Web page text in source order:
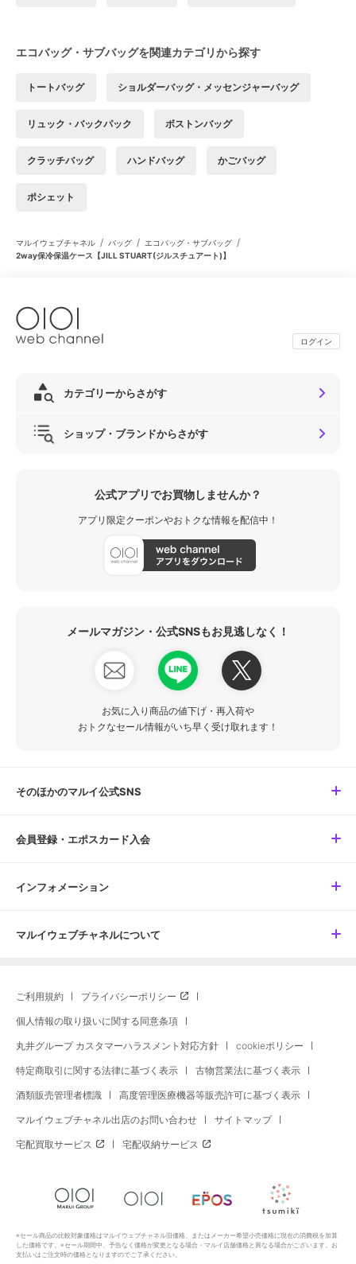
エコバッグ・サブバッグを関連カテゴリから探す
トートバッグ ショルダーバッグ・メッセンジャーバッグ
リュック・バックパック ボストンバッグ
クラッチバッグ ハンドバッグ かごバッグ
ポシェット
マルイウェブチャネル / バッグ / エコバッグ・サブバッグ /
2way保冷保温ケース【JILL STUART(ジルスチュアート)】
ログイン
カテゴリーからさがす
ショップ・ブランドからさがす
公式アプリでお買物しませんか？
アプリ限定クーポンやおトクな情報を配信中！
メールマガジン・公式SNSもお見逃しなく！
お気に入り商品の値下げ・再入荷や
おトクなセール情報がいち早く受け取れます！
そのほかのマルイ公式SNS
会員登録・エポスカード入会
インフォメーション
マルイウェブチャネルについて
ご利用規約 プライバシーポリシー
個人情報の取り扱いに関する同意条項
丸井グループ カスタマーハラスメント対応方針 cookieポリシー
特定商取引に関する法律に基づく表示 古物営業法に基づく表示
酒類販売管理者標識 高度管理医療機器等販売許可に基づく表示
マルイウェブチャネル出店のお問い合わせ サイトマップ
宅配買取サービス 宅配収納サービス
※セール商品の比較対象価格はマルイウェブチャネル旧価格、またはメーカー希望小売価格に現在の消費税を加算
した価格です。※セール期間中、予告なく価格が変更となる場合・マルイ店舗価格と異なる場合がございます。お
支払いはご注文時の価格となりますのでご了承ください。